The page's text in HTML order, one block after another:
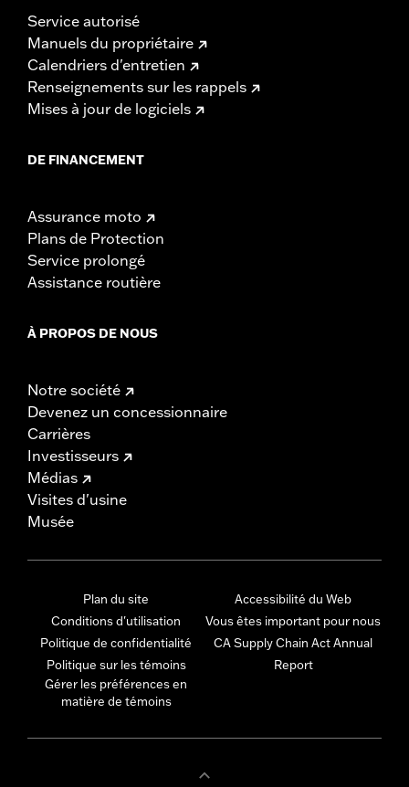
Service autorisé
Manuels du propriétaire
Calendriers d'entretien
Renseignements sur les rappels
Mises à jour de logiciels
DE FINANCEMENT
Assurance moto
Plans de Protection
Service prolongé
Assistance routière
À PROPOS DE NOUS
Notre société
Devenez un concessionnaire
Carrières
Investisseurs
Médias
Visites d'usine
Musée
Plan du site
Conditions d'utilisation
Politique de confidentialité
Politique sur les témoins
Gérer les préférences en
matière de témoins
Accessibilité du Web
Vous êtes important pour nous
CA Supply Chain Act Annual
Report